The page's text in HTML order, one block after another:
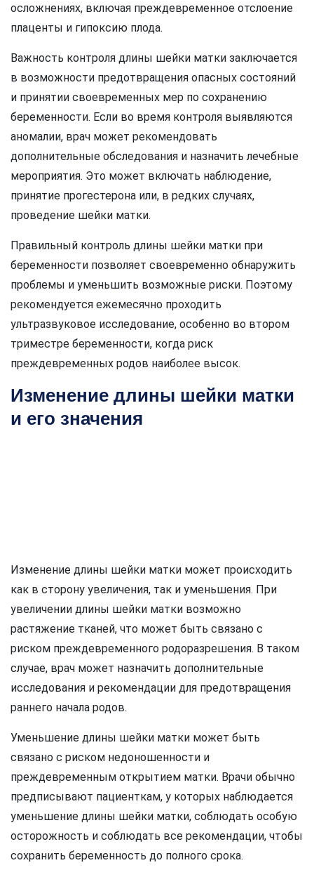
осложнениях, включая преждевременное отслоение
плаценты и гипоксию плода.
Важность контроля длины шейки матки заключается
в возможности предотвращения опасных состояний
и принятии своевременных мер по сохранению
беременности. Если во время контроля выявляются
аномалии, врач может рекомендовать
дополнительные обследования и назначить лечебные
мероприятия. Это может включать наблюдение,
принятие прогестерона или, в редких случаях,
проведение шейки матки.
Правильный контроль длины шейки матки при
беременности позволяет своевременно обнаружить
проблемы и уменьшить возможные риски. Поэтому
рекомендуется ежемесячно проходить
ультразвуковое исследование, особенно во втором
триместре беременности, когда риск
преждевременных родов наиболее высок.
Изменение длины шейки матки
и его значения
Изменение длины шейки матки может происходить
как в сторону увеличения, так и уменьшения. При
увеличении длины шейки матки возможно
растяжение тканей, что может быть связано с
риском преждевременного родоразрешения. В таком
случае, врач может назначить дополнительные
исследования и рекомендации для предотвращения
раннего начала родов.
Уменьшение длины шейки матки может быть
связано с риском недоношенности и
преждевременным открытием матки. Врачи обычно
предписывают пациенткам, у которых наблюдается
уменьшение длины шейки матки, соблюдать особую
осторожность и соблюдать все рекомендации, чтобы
сохранить беременность до полного срока.